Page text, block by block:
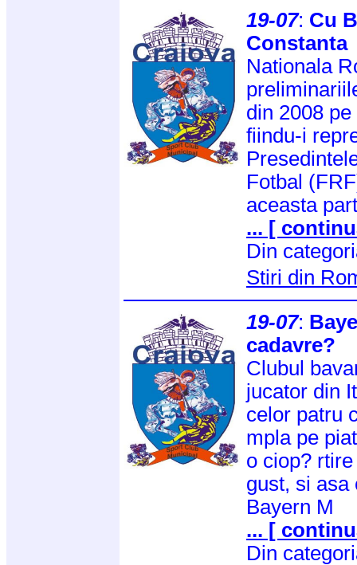
19-07: Cu
Constanta
Nationala
din 2008
fiindu-i
Fotbal
aceasta
... [
Din
Stiri din
19-07:
cadavre?
Clubul
jucator din
celor patru
mpla pe
o ciop?
gust, si asa
Bayern M
... [
Din